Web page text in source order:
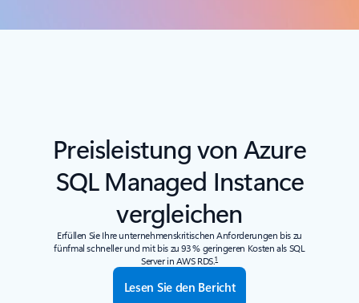
Preisleistung von Azure
SQL Managed Instance
vergleichen
Erfüllen Sie Ihre unternehmenskritischen Anforderungen bis zu
fünfmal schneller und mit bis zu 93 % geringeren Kosten als SQL
Server in AWS RDS.1
Lesen Sie den Bericht